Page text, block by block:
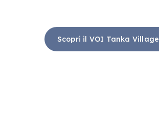
Scopri il VOI Tanka Village